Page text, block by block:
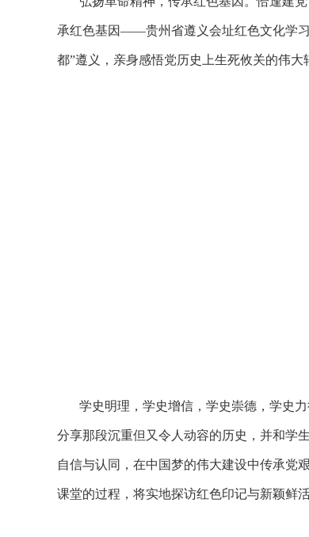
承红色基因——贵州省遵义会址红色文化学习
都”遵义，亲身感悟党历史上生死攸关的伟
学史明理，学史增信，学史崇德，学史
分享那段沉重但又令人动容的历史，并和学
自信与认同，在中国梦的伟大建设中传承党
课堂的过程，将实地探访红色印记与新颖鲜